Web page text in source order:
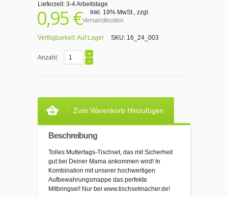
Lieferzeit: 3-4 Arbeitstage
0,95 € Inkl. 19% MwSt., zzgl.
Versandkosten
Verfügbarkeit:Auf Lager SKU: 16_24_003
Anzahl:
Zum Warenkorb Hinzufügen
Beschreibung
Tolles Muttertags-Tischset, das mit Sicherheit
gut bei Deiner Mama ankommen wird! In
Kombination mit unserer hochwertigen
Aufbewahrungsmappe das perfekte
Mitbringsel! Nur bei www.tischsetmacher.de!